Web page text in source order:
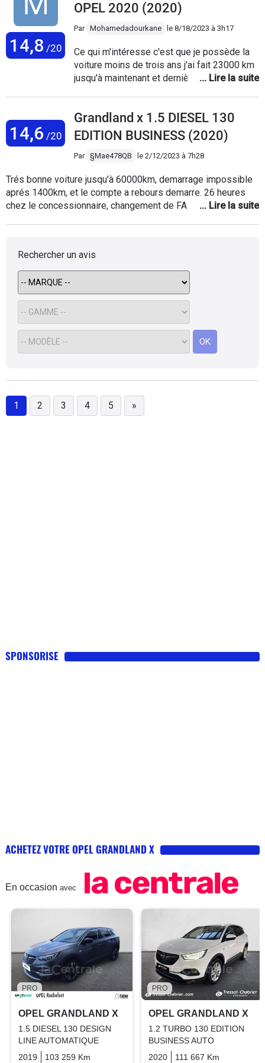
payer des diagnostics sans solution...
suspension très moyenne, et surtout
problème récurrent de l'antipollution (retour
au concessionnaire une quinzaine de fois
14,8 /20
OPEL 2020 (2020)
Par Mohamedadourkane le 8/18/2023 à 3h17
Ce qui m'intéresse c'est que je possède la
voiture moins de trois ans j'ai fait 23000 km
jusqu'à maintenant et dernièrement il ma
positifs de la voiture La consommation
normale La sécurité idéal La comfortable du
voiture est satisfaisante
14,6 /20
Grandland x 1.5 DIESEL 130
EDITION BUSINESS (2020)
Par §Mae478QB le 2/12/2023 à 7h28
Trés bonne voiture jusqu'à 60000km, demarrage impossible
aprés 1400km, et le compte a rebours demarre. 26 heures
chez le concessionnaire, changement de FAP, sonde et
Solution: Desactivation d'Adblue, de FAP et de la vanne EGR.
Heureusement que je suis au Maroc.
Rechercher un avis
OK
1 2 3 4 5 »
SPONSORISE
ACHETEZ VOTRE OPEL GRANDLAND X
En occasion avec
PRO
OPEL GRANDLAND X
1.5 DIESEL 130 DESIGN
LINE AUTOMATIQUE
2019
103 259 Km Diesel
PRO
OPEL GRANDLAND X
1.2 TURBO 130 EDITION
BUSINESS AUTO
2020
111 667 Km